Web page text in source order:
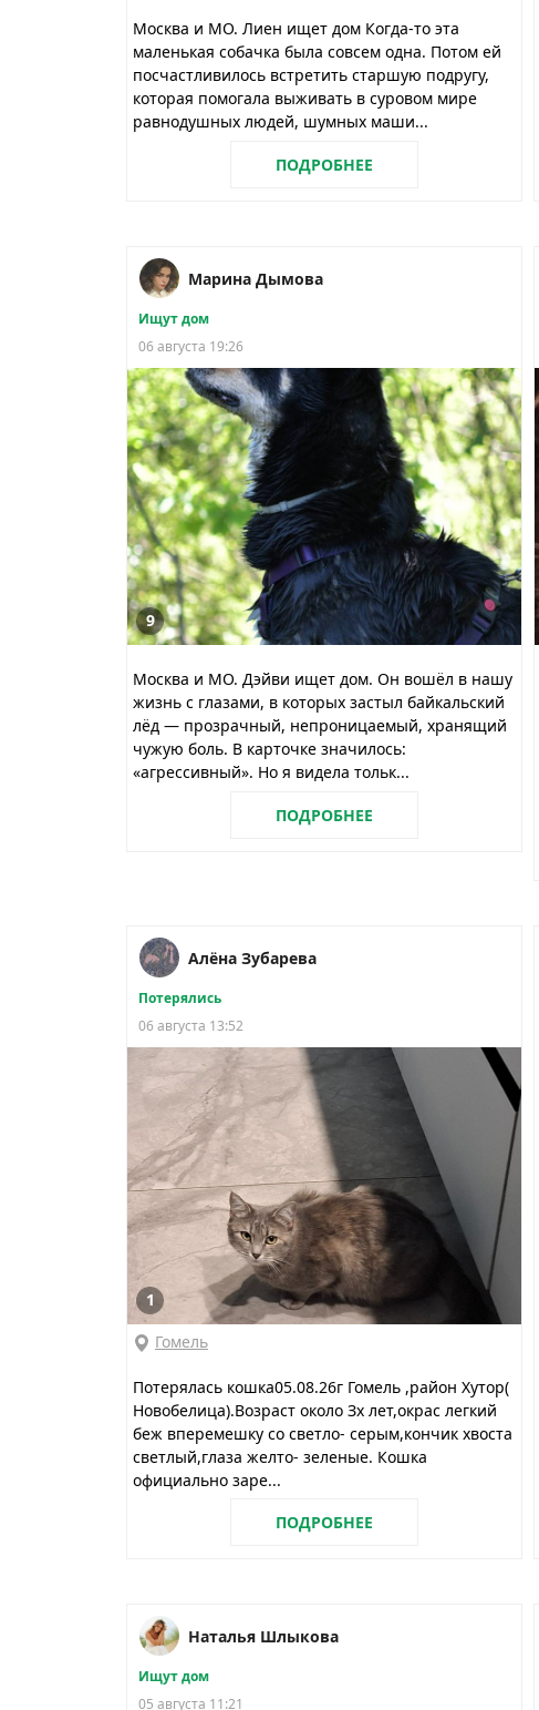
Москва и МО. Лиен ищет дом Когда-то эта
маленькая собачка была совсем одна. Потом ей
посчастливилось встретить старшую подругу,
которая помогала выживать в суровом мире
равнодушных людей, шумных маши...
ПОДРОБНЕЕ
Марина Дымова
Ищут дом
06 августа 19:26
9
Москва и МО. Дэйви ищет дом. Он вошёл в нашу
жизнь с глазами, в которых застыл байкальский
лёд — прозрачный, непроницаемый, хранящий
чужую боль. В карточке значилось:
«агрессивный». Но я видела тольк...
ПОДРОБНЕЕ
Алёна Зубарева
Потерялись
06 августа 13:52
1
Гомель
Потерялась кошка05.08.26г Гомель ,район Хутор(
Новобелица).Возраст около Зх лет,окрас легкий
беж вперемешку со светло- серым,кончик хвоста
светлый,глаза желто- зеленые. Кошка
официально заре...
ПОДРОБНЕЕ
Наталья Шлыкова
Ищут дом
05 августа 11:21